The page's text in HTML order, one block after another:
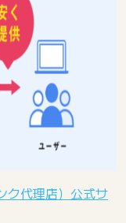
代理店）公式サ